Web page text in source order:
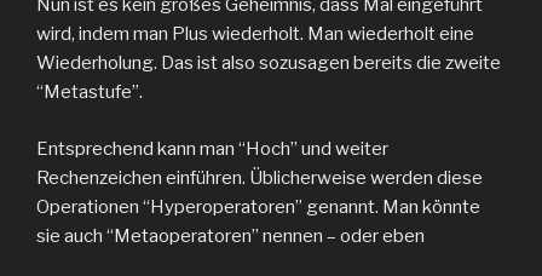
Nun ist es kein großes Geheimnis, dass Mal eingeführt
wird, indem man Plus wiederholt. Man wiederholt eine
Wiederholung. Das ist also sozusagen bereits die zweite
“Metastufe”.
Entsprechend kann man “Hoch” und weiter
Rechenzeichen einführen. Üblicherweise werden diese
Operationen “Hyperoperatoren” genannt. Man könnte
sie auch “Metaoperatoren” nennen – oder eben